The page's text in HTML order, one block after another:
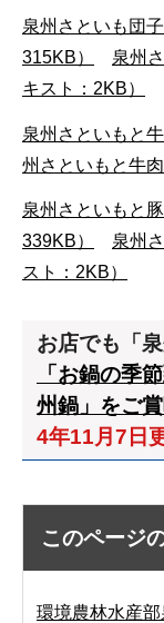
泉州さといも団
315KB）
泉州
キスト：2KB）
泉州さといもと
州さといもと牛
泉州さといもと
339KB）
泉州
スト：2KB）
お店でも「
「お鍋の季
州鍋」をご
4年11月7日
このページ
環境農林水産